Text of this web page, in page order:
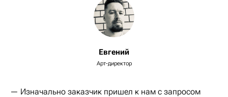
Евгений
Арт-директор
— Изначально заказчик пришел к нам с запросом